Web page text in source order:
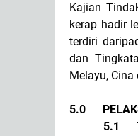
Kajian
kerap hadir
terdiri
dan
Melayu, Cina
5.0
5.1